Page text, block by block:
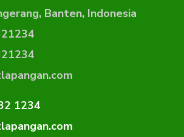
Banten, Indonesia
1234